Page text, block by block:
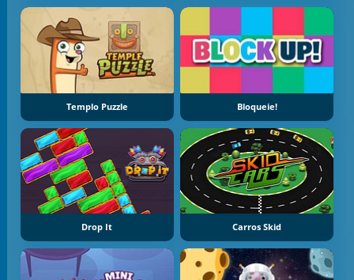
Templo Puzzle Bloqueie!
Drop It Carros Skid